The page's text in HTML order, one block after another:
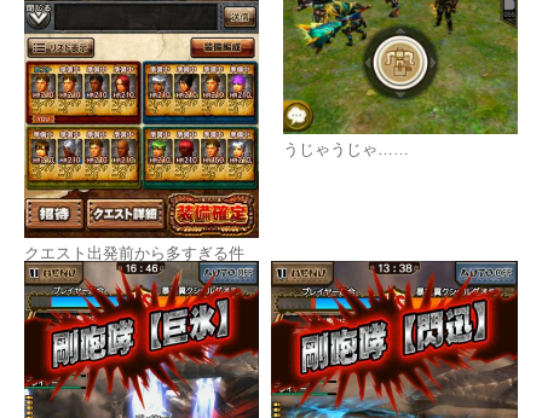
クエスト出発前から多すぎる件
うじゃうじゃ……